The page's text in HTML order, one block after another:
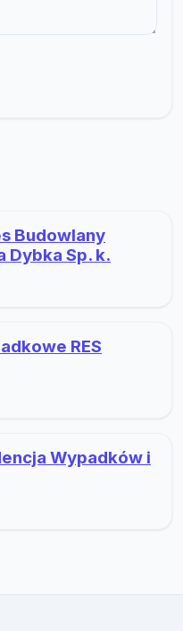
Budowlany
Dybka Sp. k.
RES
Wypadków i